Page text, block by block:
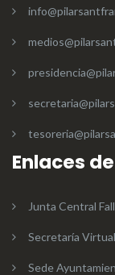
Enlaces
Junta Central
Secretaría
Sede